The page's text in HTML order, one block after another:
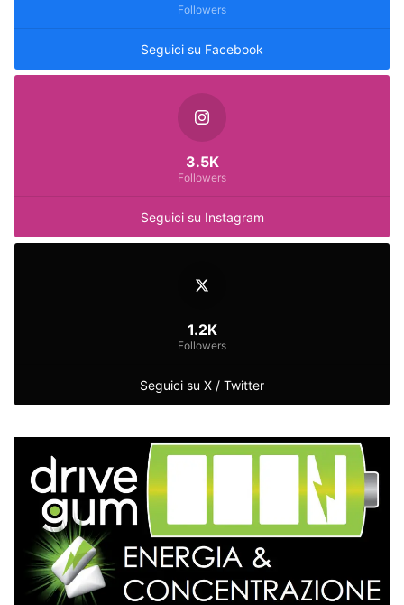
Seguici su Facebook
Followers
Seguici su Instagram
3.5K
Followers
Seguici su X / Twitter
1.2K
Followers